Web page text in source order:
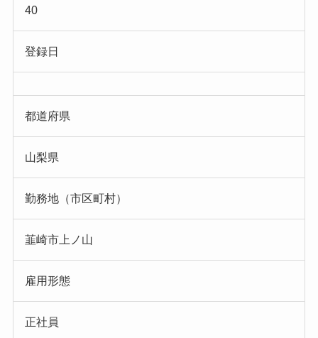
40
登録日
都道府県
山梨県
勤務地（市区町村）
韮崎市上ノ山
雇用形態
正社員